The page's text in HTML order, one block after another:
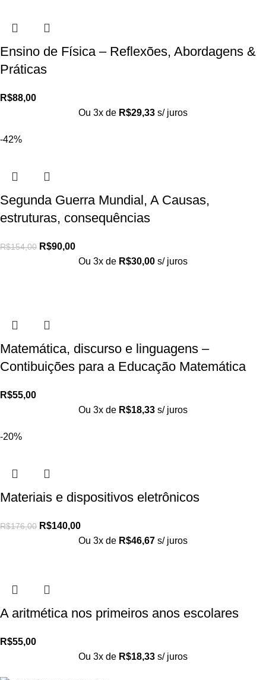
Ensino de Física – Reflexões, Abordagens &
Práticas
R$88,00
Ou 3x de R$29,33 s/ juros
-42%
Segunda Guerra Mundial, A Causas,
estruturas, consequências
R$154,00 R$90,00
Ou 3x de R$30,00 s/ juros
Matemática, discurso e linguagens –
Contibuições para a Educação Matemática
R$55,00
Ou 3x de R$18,33 s/ juros
-20%
Materiais e dispositivos eletrônicos
R$176,00 R$140,00
Ou 3x de R$46,67 s/ juros
A aritmética nos primeiros anos escolares
R$55,00
Ou 3x de R$18,33 s/ juros